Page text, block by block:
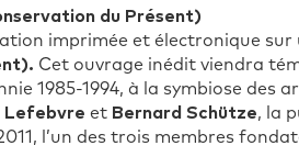
du Présent)
imprimée et électronique
Cet ouvrage inédit viendra
1985-1994, à la symbiose des
Lefebvre et Bernard Schütze, la
l’un des trois membres